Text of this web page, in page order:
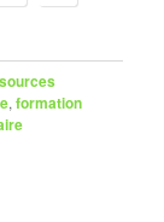
,formation